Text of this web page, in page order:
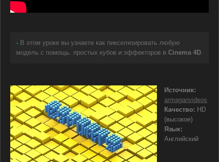
- В этом уроке вы узнаете как пикселизировать любую
модель с помощь. простых кубов и эффекторов в Cinema 4D.
Источник:
armaganvideos
Качество: HD
(высокое)
Язык:
Английский